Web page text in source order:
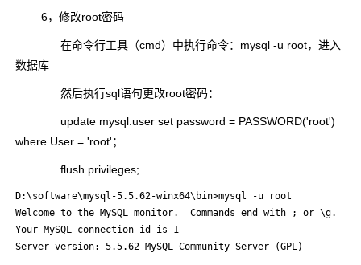
6，修改root密码
在命令行工具（cmd）中执行命令：mysql -u root，进入
数据库
然后执行sql语句更改root密码：
update mysql.user set password = PASSWORD('root')
where User = 'root'；
flush privileges;
D:\software\mysql-5.5.62-winx64\bin>mysql -u root
Welcome to the MySQL monitor.  Commands end with ; or \g.
Your MySQL connection id is 1
Server version: 5.5.62 MySQL Community Server (GPL)